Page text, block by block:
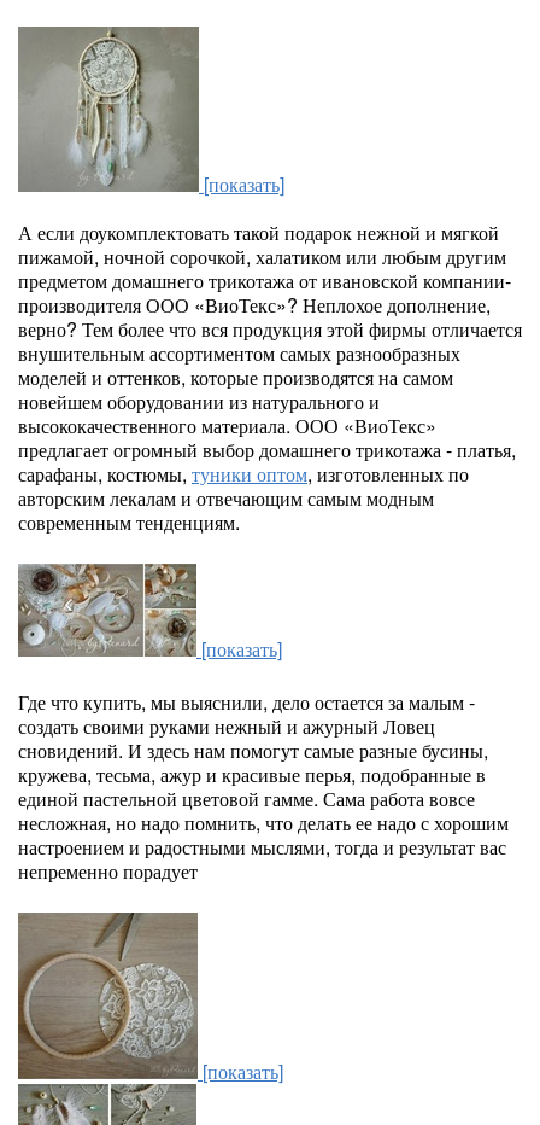
[показать]
А если доукомплектовать такой подарок нежной и мягкой
пижамой, ночной сорочкой, халатиком или любым другим
предметом домашнего трикотажа от ивановской компании-
производителя ООО «ВиоТекс»? Неплохое дополнение,
верно? Тем более что вся продукция этой фирмы отличается
внушительным ассортиментом самых разнообразных
моделей и оттенков, которые производятся на самом
новейшем оборудовании из натурального и
высококачественного материала. ООО «ВиоТекс»
предлагает огромный выбор домашнего трикотажа - платья,
сарафаны, костюмы, туники оптом, изготовленных по
авторским лекалам и отвечающим самым модным
современным тенденциям.
[показать]
Где что купить, мы выяснили, дело остается за малым -
создать своими руками нежный и ажурный Ловец
сновидений. И здесь нам помогут самые разные бусины,
кружева, тесьма, ажур и красивые перья, подобранные в
единой пастельной цветовой гамме. Сама работа вовсе
несложная, но надо помнить, что делать ее надо с хорошим
настроением и радостными мыслями, тогда и результат вас
непременно порадует
[показать]